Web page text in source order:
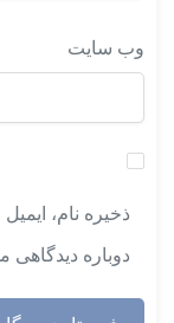
وب‌ سایت
ذخیره نام،
دوباره دیدگاهی